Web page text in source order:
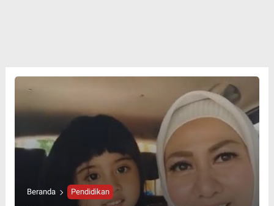
Beranda Pendidikan